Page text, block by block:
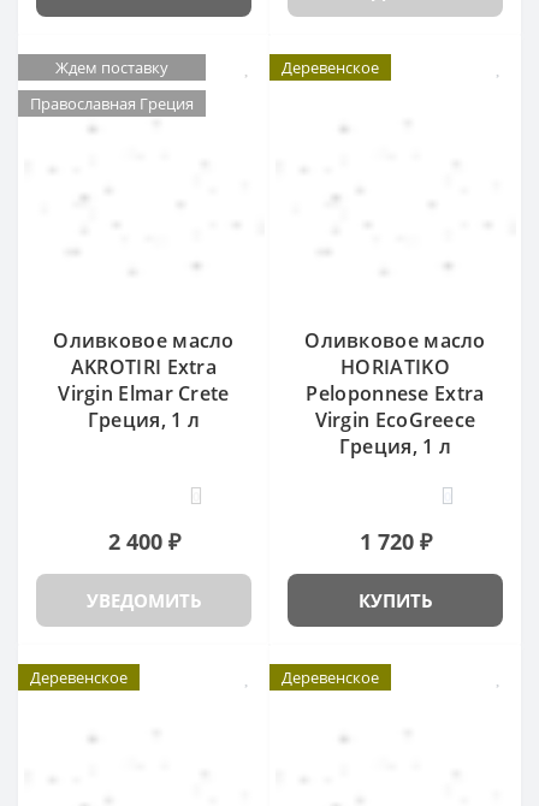
Ждем поставку
Православная Греция
Оливковое масло
AKROTIRI Extra
Virgin Elmar Crete
Греция, 1 л
2 400 ₽
УВЕДОМИТЬ
Деревенское
Оливковое масло
HORIATIKO
Peloponnese Extra
Virgin EcoGreece
Греция, 1 л
1 720 ₽
КУПИТЬ
Деревенское Деревенское